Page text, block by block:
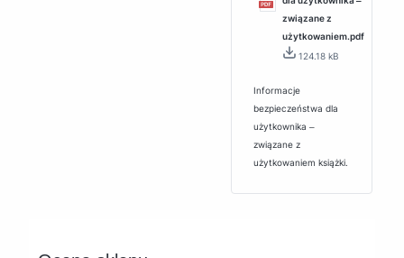
związane z
użytkowaniem.pdf
124.18 kB
Informacje
bezpieczeństwa dla
użytkownika ‒
związane z
użytkowaniem książki.